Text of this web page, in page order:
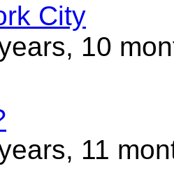
City
10
11